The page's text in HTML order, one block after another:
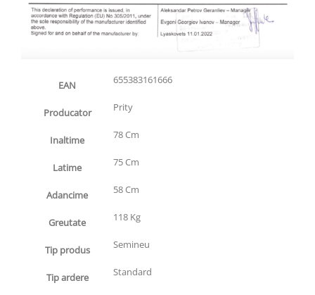
EAN 655383161666
Producator Prity
Inaltime 78 Cm
Latime 75 Cm
Adancime 58 Cm
Greutate 118 Kg
Tip produs Semineu
Tip ardere Standard